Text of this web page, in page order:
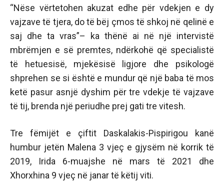
“Nëse vërtetohen akuzat edhe për vdekjen e dy
vajzave të tjera, do të bëj çmos të shkoj në qelinë e
saj dhe ta vras”– ka thënë ai në një intervistë
mbrëmjen e së premtes, ndërkohë që specialistë
të hetuesisë, mjekësisë ligjore dhe psikologë
shprehen se si është e mundur që një baba të mos
ketë pasur asnjë dyshim për tre vdekje të vajzave
të tij, brenda një periudhe prej gati tre vitesh.
Tre fëmijët e çiftit Daskalakis-Pispirigou kanë
humbur jetën Malena 3 vjeç e gjysëm në korrik të
2019, Irida 6-muajshe në mars të 2021 dhe
Xhorxhina 9 vjeç në janar të këtij viti.